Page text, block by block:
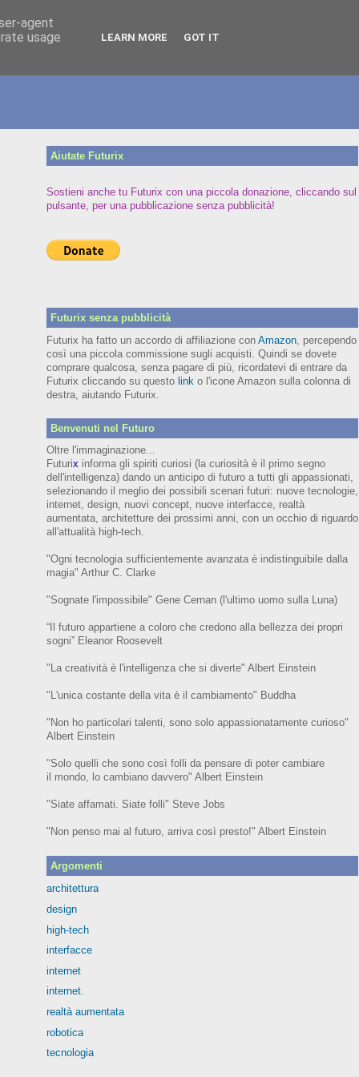
Aiutate Futurix
Sostieni anche tu Futurix con una piccola donazione, cliccando sul
pulsante, per una pubblicazione senza pubblicità!
Futurix senza pubblicità
Futurix ha fatto un accordo di affiliazione con Amazon, percependo
così una piccola commissione sugli acquisti. Quindi se dovete
comprare qualcosa, senza pagare di più, ricordatevi di entrare da
Futurix cliccando su questo link o l'icone Amazon sulla colonna di
destra, aiutando Futurix.
Benvenuti nel Futuro
Oltre l'immaginazione...
Futurix informa gli spiriti curiosi (la curiosità è il primo segno
dell'intelligenza)dando un anticipo di futuroa tutti gli appassionati,
selezionando il meglio dei possibili scenari futuri: nuove tecnologie,
internet, design, nuovi concept, nuove interfacce, realtà
aumentata, architetture dei prossimi anni, con un occhio di riguardo
all'attualità high-tech.
"Ogni tecnologia sufficientemente avanzata è indistinguibile dalla
magia" Arthur C. Clarke
"Sognate l'impossibile" Gene Cernan (l'ultimo uomo sulla Luna)
“Il futuro appartiene a coloro che credono alla bellezza dei propri
sogni” EleanorRoosevelt
"La creatività è l'intelligenza che si diverte" Albert Einstein
"L'unica costante della vita è il cambiamento" Buddha
"Non ho particolari talenti, sono solo appassionatamente curioso"
Albert Einstein
"Solo quelli che sono così folli da pensare di poter cambiare
il mondo, lo cambiano davvero" Albert Einstein
"Siate affamati. Siate folli" Steve Jobs
"Non penso mai al futuro, arriva così presto!" Albert Einstein
Argomenti
architettura
design
high-tech
interfacce
internet
internet.
realtà aumentata
robotica
tecnologia
agent
usage
LEARN MORE GOT IT